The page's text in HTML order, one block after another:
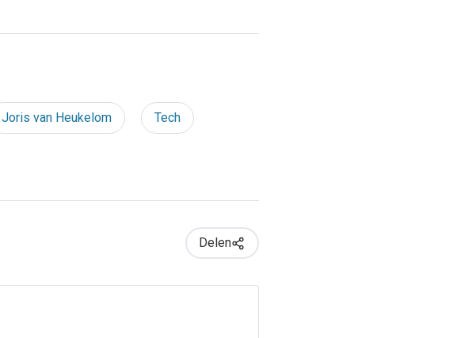
Joris van Heukelom Tech
Delen